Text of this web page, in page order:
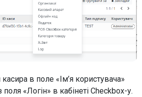
в поле «Ім’я користувача»
«Логін» в кабінеті Checkbox-у.